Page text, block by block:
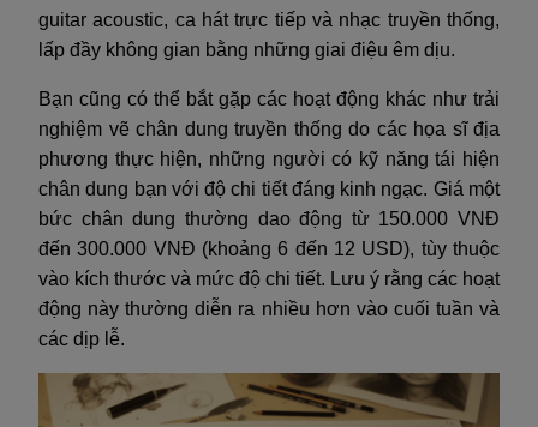
guitar acoustic, ca hát trực tiếp và nhạc truyền thống,
lấp đầy không gian bằng những giai điệu êm dịu.
Bạn cũng có thể bắt gặp các hoạt động khác như trải
nghiệm vẽ chân dung truyền thống do các họa sĩ địa
phương thực hiện, những người có kỹ năng tái hiện
chân dung bạn với độ chi tiết đáng kinh ngạc. Giá một
bức chân dung thường dao động từ 150.000 VNĐ
đến 300.000 VNĐ (khoảng 6 đến 12 USD), tùy thuộc
vào kích thước và mức độ chi tiết. Lưu ý rằng các hoạt
động này thường diễn ra nhiều hơn vào cuối tuần và
các dịp lễ.